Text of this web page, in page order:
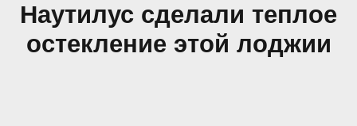
Наутилус сделали теплое
остекление этой лоджии